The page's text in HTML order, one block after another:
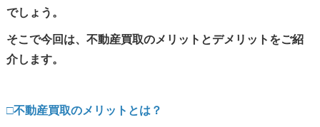
でしょう。
そこで今回は、不動産買取のメリットとデメリットをご紹
介します。
□不動産買取のメリットとは？